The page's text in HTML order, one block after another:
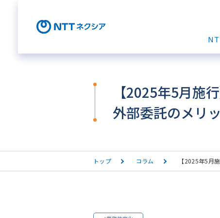
【2025年5月施
外部委託のメリ
トップ コラム 【2025年5月